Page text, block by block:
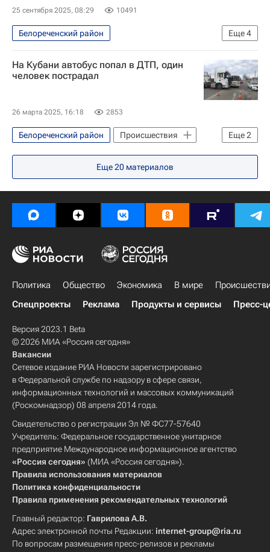
25 сентября 2025, 08:29 10491
Еще4
Белореченский район
Краснодарский край
Специальная военная операция на Украине
На Кубани автобус попал в ДТП, один
человек пострадал
26 марта 2025, 16:18 2853
Еще2
Белореченский район
Происшествия
Белореченск
Апшеронск
Еще20 материалов
Политика Общество Экономика В мире
Спецпроекты
Реклама Продукты и сервисы Пресс-
Версия 2023.1 Beta
© 2026 МИА «Россия сегодня»
Вакансии
Сетевое издание РИА Новости зарегистрировано
в Федеральной службе по надзору в сфере связи,
информационных технологий и массовых коммуникаций
(Роскомнадзор) 08 апреля 2014 года.
Свидетельство о регистрации Эл № ФС77-57640
Учредитель: Федеральное государственное унитарное
предприятие Международное информационное агентство
«Россия сегодня» (МИА «Россия сегодня»).
Правила использования материалов
Политика конфиденциальности
Правила применения рекомендательных технологий
Главный редактор: Гаврилова А.В.
Адрес электронной почты Редакции: internet-group@ria.ru
По вопросам размещения пресс-релизов и рекламы